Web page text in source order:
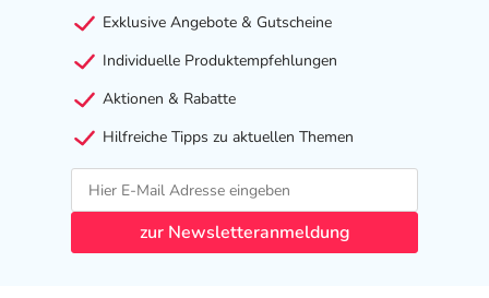
Exklusive Angebote & Gutscheine
Individuelle Produktempfehlungen
Aktionen & Rabatte
Hilfreiche Tipps zu aktuellen Themen
zur Newsletteranmeldung